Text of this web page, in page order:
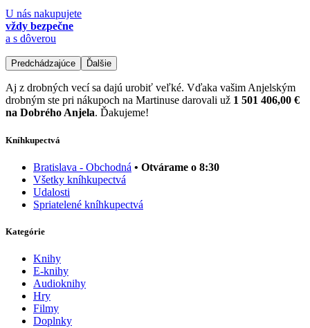
U nás nakupujete
vždy bezpečne
a s dôverou
Predchádzajúce Ďalšie
Aj z drobných vecí sa dajú urobiť veľké. Vďaka vašim Anjelským
drobným ste pri nákupoch na Martinuse darovali už 1 501 406,00 €
na Dobrého Anjela. Ďakujeme!
Kníhkupectvá
Bratislava - Obchodná • Otvárame o 8:30
Všetky kníhkupectvá
Udalosti
Spriatelené kníhkupectvá
Kategórie
Knihy
E-knihy
Audioknihy
Hry
Filmy
Doplnky